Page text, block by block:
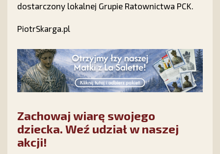
dostarczony lokalnej Grupie Ratownictwa PCK.
PiotrSkarga.pl
Zachowaj wiarę swojego
dziecka. Weź udział w naszej
akcji!